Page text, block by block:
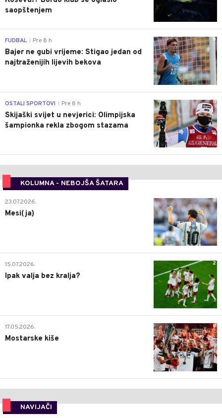
saopštenjem
0
FUDBAL Pre 8 h
Bajer ne gubi vrijeme: Stigao jedan od
najtraženijih lijevih bekova
0
OSTALI SPORTOVI Pre 8 h
Skijaški svijet u nevjerici: Olimpijska
šampionka rekla zbogom stazama
KOLUMNA - NEBOJŠA ŠATARA
0
23.07.2026.
Mesi(ja)
2
15.07.2026.
Ipak valja bez kralja?
0
17.05.2026.
Mostarske kiše
NAVIJAČI